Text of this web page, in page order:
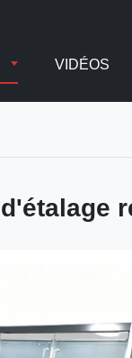
VIDÉOS